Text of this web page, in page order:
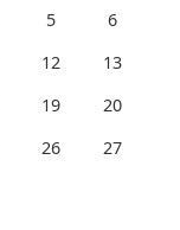
5
6
12
13
19
20
26
27